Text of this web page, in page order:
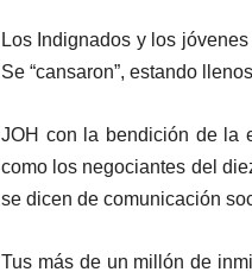
Los Indignados y los
Se “cansaron”, estando
JOH con la bendición de la
como los negociantes del
se dicen de comunicación
Tus más de un millón de